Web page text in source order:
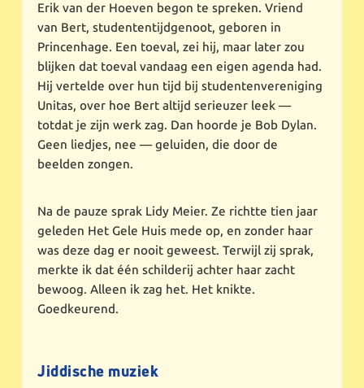
Erik van der Hoeven begon te spreken. Vriend
van Bert, studententijdgenoot, geboren in
Princenhage. Een toeval, zei hij, maar later zou
blijken dat toeval vandaag een eigen agenda had.
Hij vertelde over hun tijd bij studentenvereniging
Unitas, over hoe Bert altijd serieuzer leek —
totdat je zijn werk zag. Dan hoorde je Bob Dylan.
Geen liedjes, nee — geluiden, die door de
beelden zongen.
Na de pauze sprak Lidy Meier. Ze richtte tien jaar
geleden Het Gele Huis mede op, en zonder haar
was deze dag er nooit geweest. Terwijl zij sprak,
merkte ik dat één schilderij achter haar zacht
bewoog. Alleen ik zag het. Het knikte.
Goedkeurend.
Jiddische muziek